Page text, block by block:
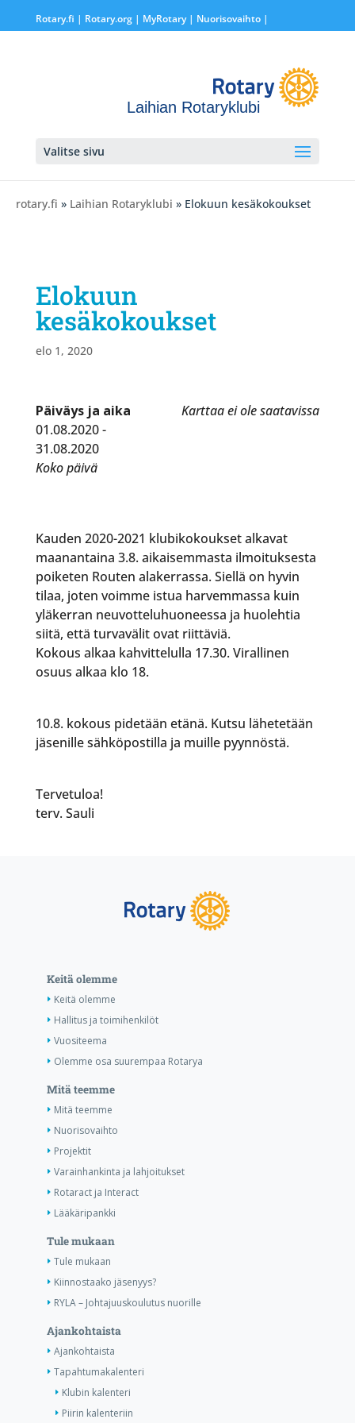
Rotary.fi | Rotary.org| MyRotary | Nuorisovaihto|
Laihian Rotaryklubi
Valitse sivu
rotary.fi » Laihian Rotaryklubi » Elokuun kesäkokoukset
Elokuun
kesäkokoukset
elo 1, 2020
Karttaa ei ole saatavissa
Päiväys ja aika
01.08.2020 -
31.08.2020
Koko päivä
Kauden 2020-2021 klubikokoukset alkavat
maanantaina 3.8. aikaisemmasta ilmoituksesta
poiketen Routen alakerrassa. Siellä on hyvin
tilaa, joten voimme istua harvemmassa kuin
yläkerran neuvotteluhuoneessa ja huolehtia
siitä, että turvavälit ovat riittäviä.
Kokous alkaa kahvittelulla 17.30. Virallinen
osuus alkaa klo 18.
10.8. kokous pidetään etänä. Kutsu lähetetään
jäsenille sähköpostilla ja muille pyynnöstä.
Tervetuloa!
terv. Sauli
Keitä olemme
Keitä olemme
Hallitus ja toimihenkilöt
Vuositeema
Olemme osa suurempaa Rotarya
Mitä teemme
Mitä teemme
Nuorisovaihto
Projektit
Varainhankinta ja lahjoitukset
Rotaract ja Interact
Lääkäripankki
Tule mukaan
Tule mukaan
Kiinnostaako jäsenyys?
RYLA – Johtajuuskoulutus nuorille
Ajankohtaista
Ajankohtaista
Tapahtumakalenteri
Klubin kalenteri
Piirin kalenteriin